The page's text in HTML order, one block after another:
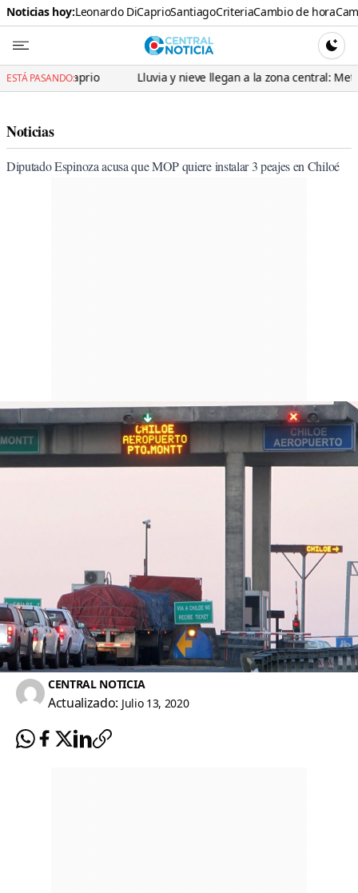
Noticias hoy:Leonardo DiCaprioSantiagoCriteriaCambio de hora
Central
ESTÁ PASANDO:Lluvia y nieve llegan a la zona central: Meteorología
Noticias
Diputado Espinoza acusa que MOP quiere instalar 3 peajes en Chiloé
CENTRAL NOTICIA
Actualizado: Julio 13, 2020